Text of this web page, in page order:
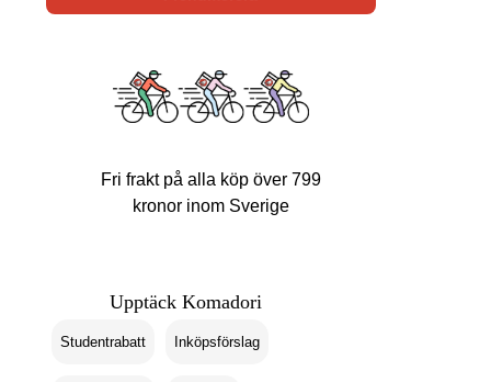
Fri frakt på alla köp över 799
kronor inom Sverige
Upptäck Komadori
Studentrabatt Inköpsförslag